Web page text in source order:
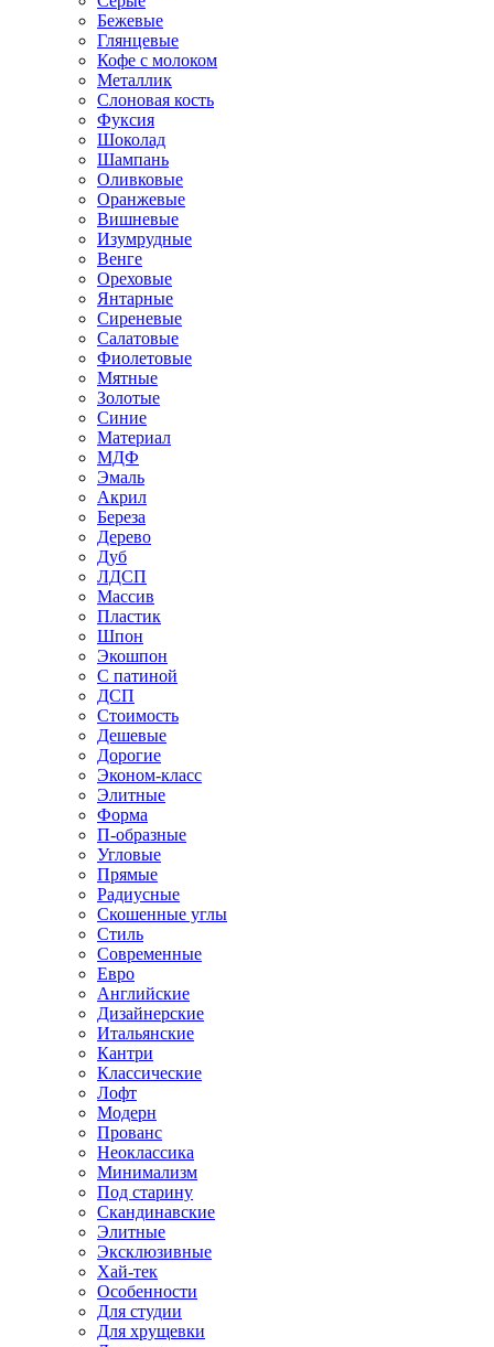
Бежевые
Глянцевые
Кофе с молоком
Металлик
Слоновая кость
Фуксия
Шоколад
Шампань
Оливковые
Оранжевые
Вишневые
Изумрудные
Венге
Ореховые
Янтарные
Сиреневые
Салатовые
Фиолетовые
Мятные
Золотые
Синие
Материал
МДФ
Эмаль
Акрил
Береза
Дерево
Дуб
ЛДСП
Массив
Пластик
Шпон
Экошпон
С патиной
ДСП
Стоимость
Дешевые
Дорогие
Эконом-класс
Элитные
Форма
П-образные
Угловые
Прямые
Радиусные
Скошенные углы
Стиль
Современные
Евро
Английские
Дизайнерские
Итальянские
Кантри
Классические
Лофт
Модерн
Прованс
Неоклассика
Минимализм
Под старину
Скандинавские
Элитные
Эксклюзивные
Хай-тек
Особенности
Для студии
Для хрущевки